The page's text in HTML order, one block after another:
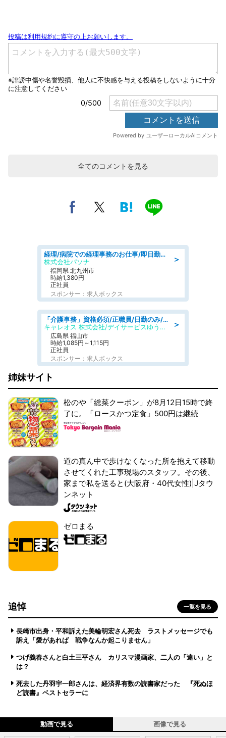
全てのコメントを見る
＞
経理/病院での経理事務のお仕事/即日勤務可/車通勤可/経理/一般事務
株式会社パソナ
福岡県 北九州市
時給1,380円
正社員
スポンサー：求人ボックス
＞
「介護事務」資格必須/正職員/日勤のみ/デイサービス
キャレオス 株式会社/デイサービスゆうゆう南本庄
広島県 福山市
時給1,085円～1,115円
正社員
スポンサー：求人ボックス
姉妹サイト
松のや「総菜クーポン」が8月12日15時で終
了に。「ロースかつ定食」500円は継続
道の真ん中で歩けなくなった所を抱えて移動
させてくれた工事現場のスタッフ。その後、
家まで私を送ると(大阪府・40代女性)|Jタウ
ンネット
ゼロまる
追悼 一覧を見る
長崎市出身・平和訴えた美輪明宏さん死去 ラストメッセージでも
訴え「愛があれば 戦争なんか起こりません」
つげ義春さんと白土三平さん カリスマ漫画家、二人の「違い」と
は？
死去した丹羽宇一郎さんは、経済界有数の読書家だった 『死ぬほ
ど読書』ベストセラーに
動画で見る 画像で見る